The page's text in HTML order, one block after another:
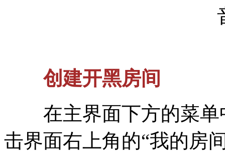
创建开黑房间
在主界面下方的菜单
击界面右上角的“我的房